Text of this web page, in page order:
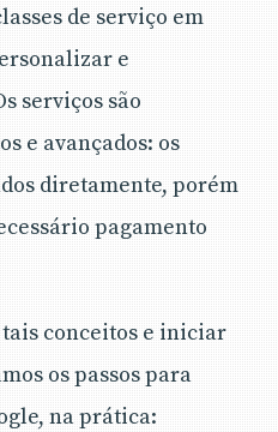
de serviço em
e
serviços são
e avançados: os
diretamente, porém
pagamento
conceitos e iniciar
os passos para
na prática: